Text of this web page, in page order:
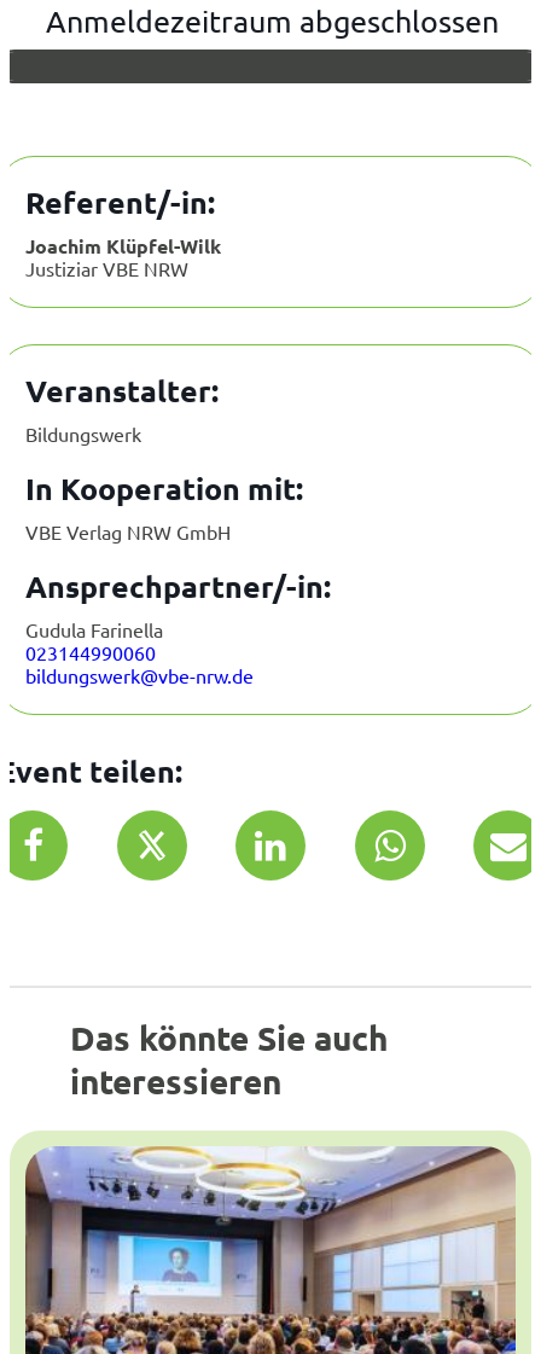
Anmeldezeitraum abgeschlossen
Referent/-in:
Joachim Klüpfel-Wilk
Justiziar VBE NRW
Veranstalter:
Bildungswerk
In Kooperation mit:
VBE Verlag NRW GmbH
Ansprechpartner/-in:
Gudula Farinella
023144990060
bildungswerk@vbe-nrw.de
teilen:
Das könnte Sie auch
interessieren